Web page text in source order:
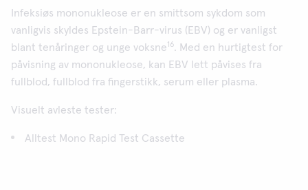
Infeksiøs mononukleose er en smittsom sykdom som
vanligvis skyldes Epstein-Barr-virus (EBV) og er vanligst
blant tenåringer og unge voksne16. Med en hurtigtest for
påvisning av mononukleose, kan EBV lett påvises fra
fullblod, fullblod fra fingerstikk, serum eller plasma.
Visuelt avleste tester:
Alltest Mono Rapid Test Cassette